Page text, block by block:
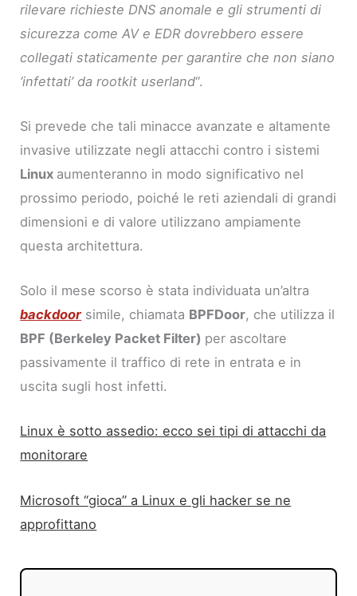
rilevare richieste DNS anomale e gli strumenti di
sicurezza come AV e EDR dovrebbero essere
collegati staticamente per garantire che non siano
‘infettati’ da rootkit userland“.
Si prevede che tali minacce avanzate e altamente
invasive utilizzate negli attacchi contro i sistemi
Linux aumenteranno in modo significativo nel
prossimo periodo, poiché le reti aziendali di grandi
dimensioni e di valore utilizzano ampiamente
questa architettura.
Solo il mese scorso è stata individuata un’altra
backdoor simile, chiamata BPFDoor, che utilizza il
BPF (Berkeley Packet Filter) per ascoltare
passivamente il traffico di rete in entrata e in
uscita sugli host infetti.
Linux è sotto assedio: ecco sei tipi di attacchi da
monitorare
Microsoft “gioca” a Linux e gli hacker se ne
approfittano